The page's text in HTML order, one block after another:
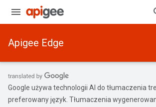
Apigee Edge
Google używa technologii AI do tłumaczenia
preferowany język. Tłumaczenia